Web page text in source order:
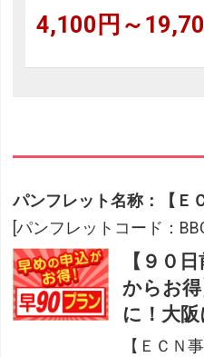
4,100円～
パンフレット名称：【Ｅ
[パンフレットコード：
【９０
からお
に！大阪
【ＥＣＮ